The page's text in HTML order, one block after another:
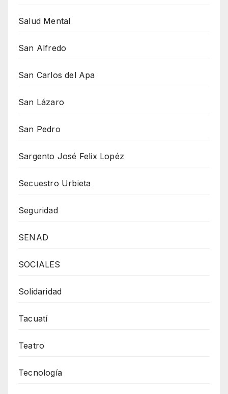
Salud Mental
San Alfredo
San Carlos del Apa
San Lázaro
San Pedro
Sargento José Felix Lopéz
Secuestro Urbieta
Seguridad
SENAD
SOCIALES
Solidaridad
Tacuatí
Teatro
Tecnología